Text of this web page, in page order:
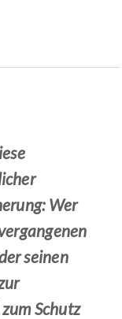
Wer
seinen
Schutz